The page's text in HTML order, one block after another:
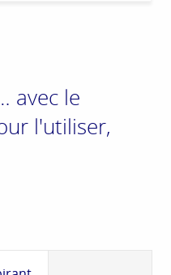
avec le
l'utiliser,